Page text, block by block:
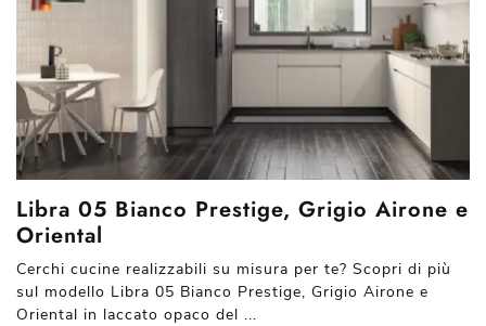
Libra 05 Bianco Prestige, Grigio Airone e
Oriental
Cerchi cucine realizzabili su misura per te? Scopri di più
sul modello Libra 05 Bianco Prestige, Grigio Airone e
Oriental in laccato opaco del ...